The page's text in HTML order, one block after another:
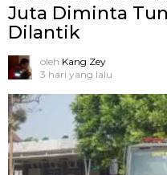
Juta Diminta
Dilantik
oleh Kang Zey
3 hari yang lalu